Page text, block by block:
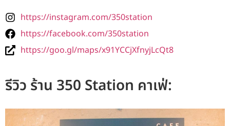
https://instagram.com/350station
https://facebook.com/350station
https://goo.gl/maps/x91YCCjXfnyjLcQt8
รีวิว ร้าน 350 Station คาเฟ่: